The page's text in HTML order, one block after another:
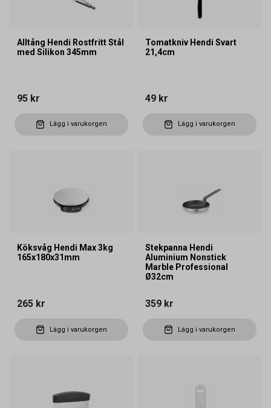
Alltång Hendi Rostfritt Stål
med Silikon 345mm
95 kr
Lägg i varukorgen
Tomatkniv Hendi Svart
21,4cm
49 kr
Lägg i varukorgen
Köksvåg Hendi Max 3kg
165x180x31mm
265 kr
Lägg i varukorgen
Stekpanna Hendi
Aluminium Nonstick
Marble Professional
Ø32cm
359 kr
Lägg i varukorgen